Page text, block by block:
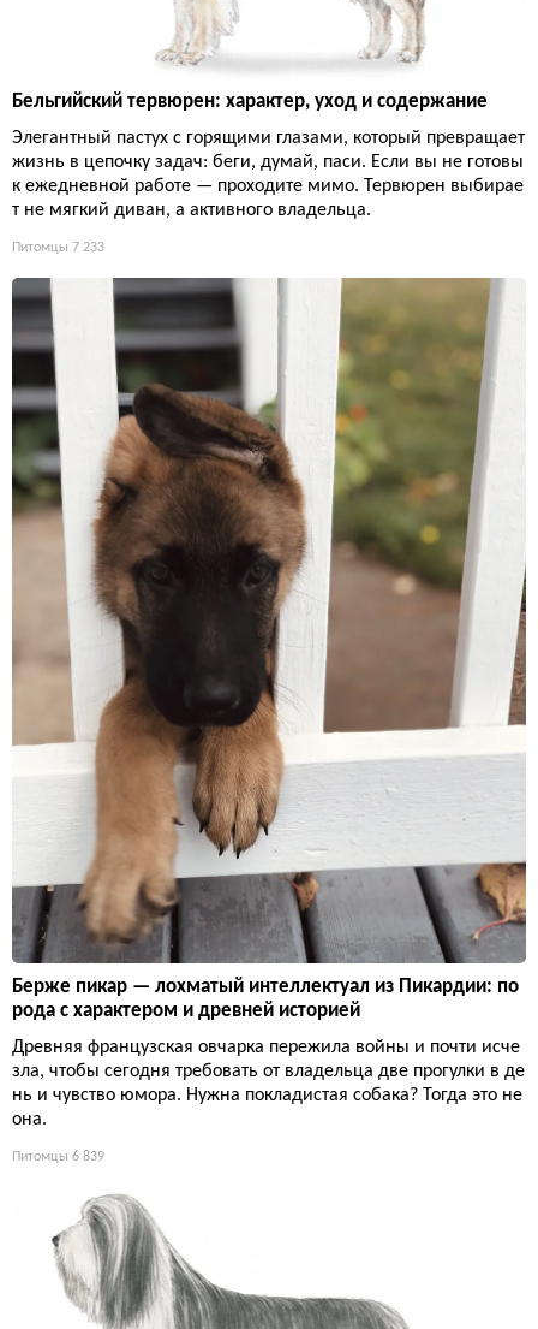
Бельгийский тервюрен: характер, уход и содержание
Элегантный пастух с горящими глазами, который превращает
жизнь в цепочку задач: беги, думай, паси. Если вы не готовы
к ежедневной работе — проходите мимо. Тервюрен выбирае
т не мягкий диван, а активного владельца.
Питомцы 7 233
Берже пикар — лохматый интеллектуал из Пикардии: по
рода с характером и древней историей
Древняя французская овчарка пережила войны и почти исче
зла, чтобы сегодня требовать от владельца две прогулки в де
нь и чувство юмора. Нужна покладистая собака? Тогда это не
она.
Питомцы 6 839